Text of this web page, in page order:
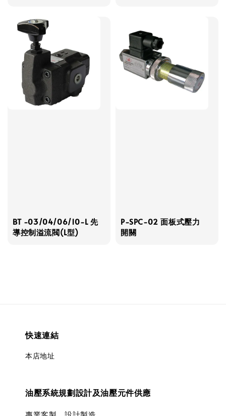
BT -03/04/06/10-L 先
導控制溢流閥(L型)
P-SPC-02 面板式壓力
開關
快速連結
本店地址
油壓系統規劃設計及油壓元件供應